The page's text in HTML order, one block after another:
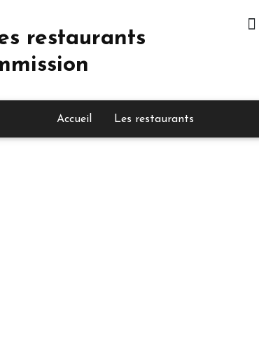
restaurants
Accueil Les restaurants